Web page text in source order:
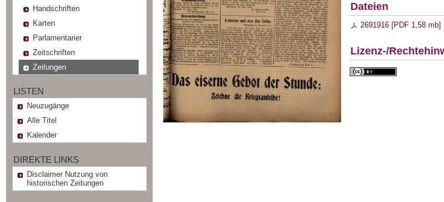
Handschriften
Karten
Parlamentarier
Zeitschriften
Zeitungen
LISTEN
Neuzugänge
Alle Titel
Kalender
DIREKTE LINKS
Disclaimer Nutzung von
historischen Zeitungen
Dateien
2691916 [PDF 1,58 mb]
Lizenz-/